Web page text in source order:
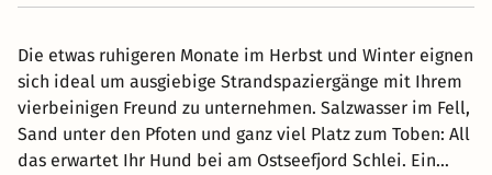
Die etwas ruhigeren Monate im Herbst und Winter eignen
sich ideal um ausgiebige Strandspaziergänge mit Ihrem
vierbeinigen Freund zu unternehmen. Salzwasser im Fell,
Sand unter den Pfoten und ganz viel Platz zum Toben: All
das erwartet Ihr Hund bei am Ostseefjord Schlei. Ein